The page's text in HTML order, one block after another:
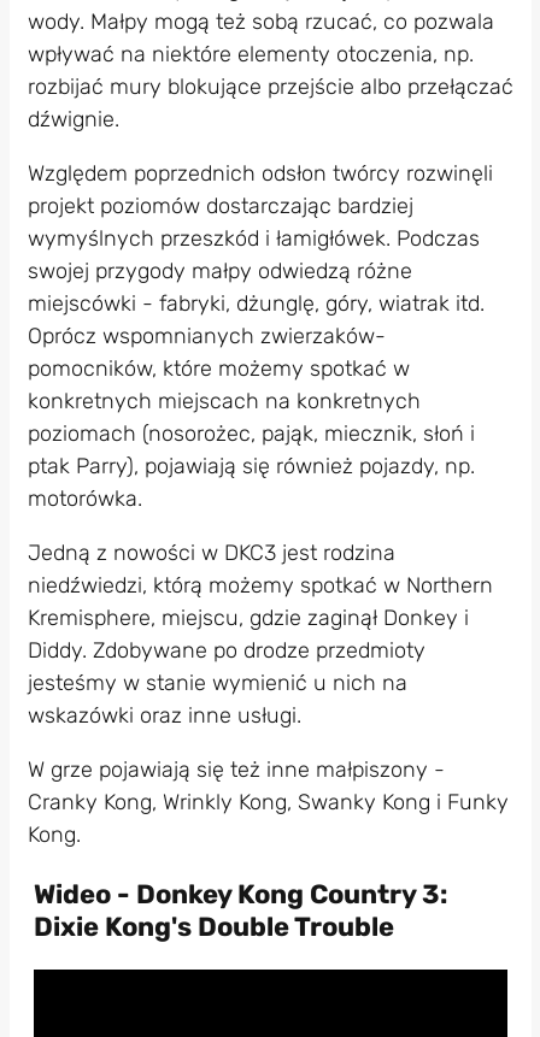
wody. Małpy mogą też sobą rzucać, co pozwala
wpływać na niektóre elementy otoczenia, np.
rozbijać mury blokujące przejście albo przełączać
dźwignie.
Względem poprzednich odsłon twórcy rozwinęli
projekt poziomów dostarczając bardziej
wymyślnych przeszkód i łamigłówek. Podczas
swojej przygody małpy odwiedzą różne
miejscówki - fabryki, dżunglę, góry, wiatrak itd.
Oprócz wspomnianych zwierzaków-
pomocników, które możemy spotkać w
konkretnych miejscach na konkretnych
poziomach (nosorożec, pająk, miecznik, słoń i
ptak Parry), pojawiają się również pojazdy, np.
motorówka.
Jedną z nowości w DKC3 jest rodzina
niedźwiedzi, którą możemy spotkać w Northern
Kremisphere, miejscu, gdzie zaginął Donkey i
Diddy. Zdobywane po drodze przedmioty
jesteśmy w stanie wymienić u nich na
wskazówki oraz inne usługi.
W grze pojawiają się też inne małpiszony -
Cranky Kong, Wrinkly Kong, Swanky Kong i Funky
Kong.
Wideo - Donkey Kong Country 3:
Dixie Kong's Double Trouble